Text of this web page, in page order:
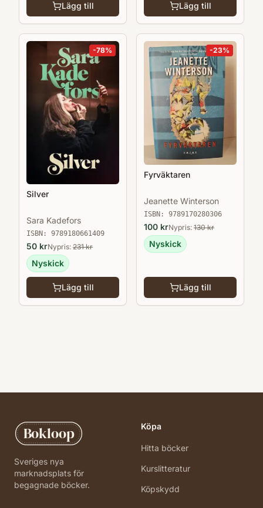
Lägg till Lägg till
-78%
Silver
Sara Kadefors
ISBN: 9789180661409
50 krNypris: 231kr
Nyskick
Lägg till
-23%
Fyrväktaren
Jeanette Winterson
ISBN: 9789170280306
100 krNypris: 130kr
Nyskick
Lägg till
Bokloop
Sveriges nya
marknadsplats för
begagnade böcker.
Köpa
Hitta böcker
Kurslitteratur
Köpskydd